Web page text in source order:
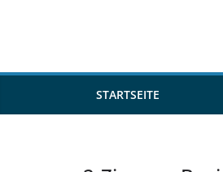
STARTSEITE